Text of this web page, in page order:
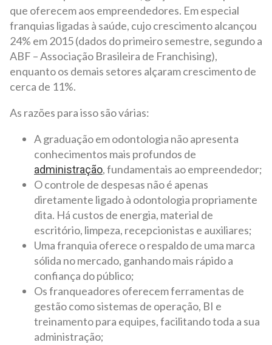
que oferecem aos empreendedores. Em especial
franquias ligadas à saúde, cujo crescimento alcançou
24% em 2015 (dados do primeiro semestre, segundo a
ABF – Associação Brasileira de Franchising),
enquanto os demais setores alçaram crescimento de
cerca de 11%.
As razões para isso são várias:
A graduação em odontologia não apresenta
conhecimentos mais profundos de
administração, fundamentais ao empreendedor;
O controle de despesas não é apenas
diretamente ligado à odontologia propriamente
dita. Há custos de energia, material de
escritório, limpeza, recepcionistas e auxiliares;
Uma franquia oferece o respaldo de uma marca
sólida no mercado, ganhando mais rápido a
confiança do público;
Os franqueadores oferecem ferramentas de
gestão como sistemas de operação, BI e
treinamento para equipes, facilitando toda a sua
administração;